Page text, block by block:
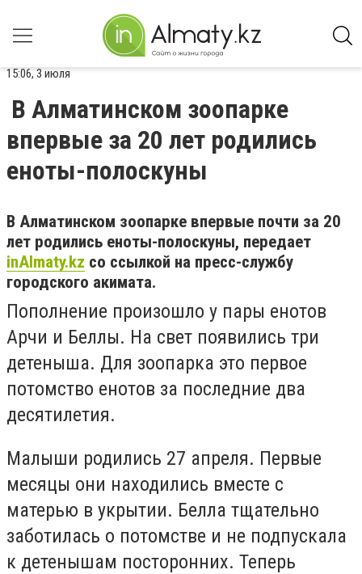
15:06, 3 июля
В Алматинском зоопарке
впервые за 20 лет родились
еноты-полоскуны
В Алматинском зоопарке впервые почти за 20
лет родились еноты-полоскуны, передает
inAlmaty.kz со ссылкой на пресс-службу
городского акимата.
Пополнение произошло у пары енотов
Арчи и Беллы. На свет появились три
детеныша. Для зоопарка это первое
потомство енотов за последние два
десятилетия.
Малыши родились 27 апреля. Первые
месяцы они находились вместе с
матерью в укрытии. Белла тщательно
заботилась о потомстве и не подпускала
к детенышам посторонних. Теперь